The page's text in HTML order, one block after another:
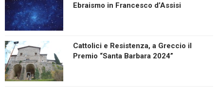
Ebraismo in Francesco d’Assisi
Cattolici e Resistenza, a Greccio il
Premio “Santa Barbara 2024”